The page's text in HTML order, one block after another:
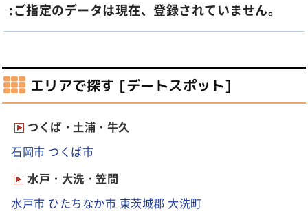
:ご指定のデータは現在、登録されていません。
エリアで探す [デートスポット]
つくば・土浦・牛久
石岡市 つくば市
水戸・大洗・笠間
水戸市 ひたちなか市 東茨城郡 大洗町